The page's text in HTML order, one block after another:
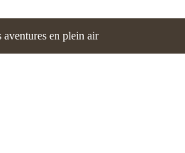
en plein air